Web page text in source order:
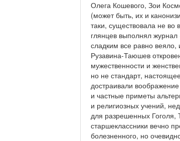
Олега Кошевого, Зои
(может быть, их и
таки, существовала не
глянцев выполнял
сладким все равно веяло,
Рузавина-Таюшев
мужественности и
но не стандарт,
достраивали
и частные приметы
и религиозных учений,
для разрешенных Гоголя,
старшеклассники вечно
болезненного, но